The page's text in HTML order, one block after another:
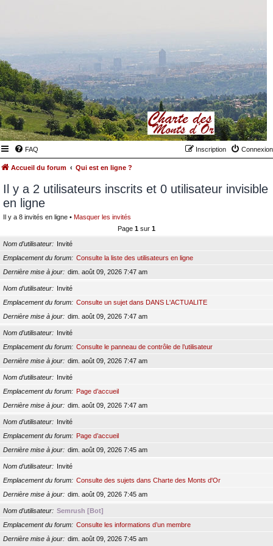
FAQ Connexion
Inscription
Accueil du forum Qui est en ligne ?
Il y a 2 utilisateurs inscrits et 0 utilisateur invisible
en ligne
Il y a 8 invités en ligne • Masquer les invités
Page 1 sur 1
Nom d’utilisateur
Invité
Emplacement du forum
Consulte la liste des utilisateurs en ligne
Dernière mise à jour
dim. août 09, 2026 7:47 am
Nom d’utilisateur
Invité
Emplacement du forum
Consulte un sujet dans DANS L'ACTUALITE
Dernière mise à jour
dim. août 09, 2026 7:47 am
Nom d’utilisateur
Invité
Emplacement du forum
Consulte le panneau de contrôle de l’utilisateur
Dernière mise à jour
dim. août 09, 2026 7:47 am
Nom d’utilisateur
Invité
Emplacement du forum
Page d’accueil
Dernière mise à jour
dim. août 09, 2026 7:47 am
Nom d’utilisateur
Invité
Emplacement du forum
Page d’accueil
Dernière mise à jour
dim. août 09, 2026 7:45 am
Nom d’utilisateur
Invité
Emplacement du forum
Consulte des sujets dans Charte des Monts d'Or
Dernière mise à jour
dim. août 09, 2026 7:45 am
Nom d’utilisateur
Semrush [Bot]
Emplacement du forum
Consulte les informations d’un membre
Dernière mise à jour
dim. août 09, 2026 7:45 am